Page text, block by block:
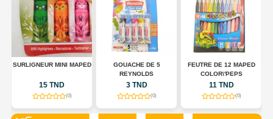
SURLIGNEUR MINI MAPED
15 TND
(0)
GOUACHE DE 5
REYNOLDS
3 TND
(0)
FEUTRE DE 12 MAPED
COLOR\'PEPS
11 TND
(0)